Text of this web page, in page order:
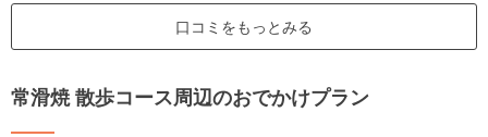
口コミをもっとみる
常滑焼 散歩コース周辺のおでかけプラン